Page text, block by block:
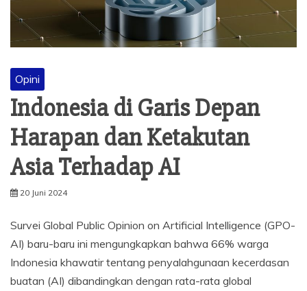
Opini
Indonesia di Garis Depan
Harapan dan Ketakutan
Asia Terhadap AI
20 Juni 2024
Survei Global Public Opinion on Artificial Intelligence (GPO-
AI) baru-baru ini mengungkapkan bahwa 66% warga
Indonesia khawatir tentang penyalahgunaan kecerdasan
buatan (AI) dibandingkan dengan rata-rata global